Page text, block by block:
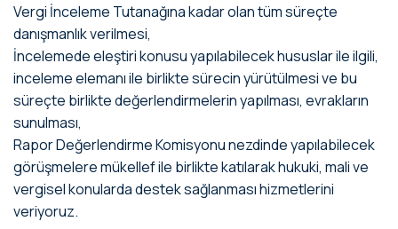
Vergi İnceleme Tutanağına kadar olan tüm süreçte
danışmanlık verilmesi,
İncelemede eleştiri konusu yapılabilecek hususlar ile ilgili,
inceleme elemanı ile birlikte sürecin yürütülmesi ve bu
süreçte birlikte değerlendirmelerin yapılması, evrakların
sunulması,
Rapor Değerlendirme Komisyonu nezdinde yapılabilecek
görüşmelere mükellef ile birlikte katılarak hukuki, mali ve
vergisel konularda destek sağlanması hizmetlerini
veriyoruz.